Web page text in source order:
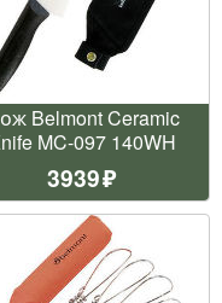
Belmont Ceramic
MC-097 140WH
3939